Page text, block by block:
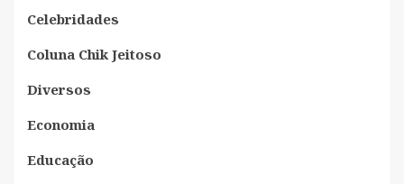
Celebridades
Coluna Chik Jeitoso
Diversos
Economia
Educação